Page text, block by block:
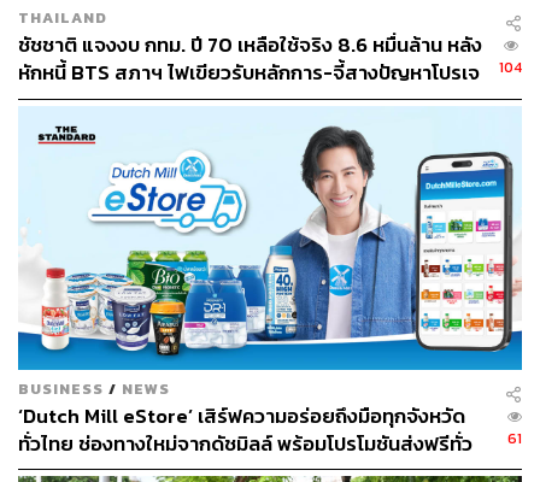
THAILAND
ชัชชาติ แจงงบ กทม. ปี 70 เหลือใช้จริง 8.6 หมื่นล้าน หลัง
หักหนี้ BTS สภาฯ ไฟเขียวรับหลักการ-จี้สางปัญหาโปรเจ
กต์ล่าช้า
104
BUSINESS / NEWS
‘Dutch Mill eStore’ เสิร์ฟความอร่อยถึงมือทุกจังหวัด
ทั่วไทย ช่องทางใหม่จากดัชมิลล์ พร้อมโปรโมชันส่งฟรีทั่ว
ประเทศ ส่งไว สั่งก่อนเที่ยง ได้ของวันถัดไป ส่งสินค้าแบบ
61